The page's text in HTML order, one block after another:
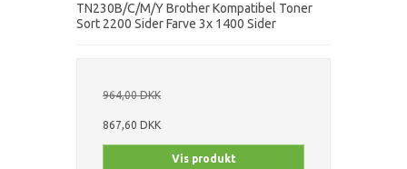
TN230B/C/M/Y Brother Kompatibel Toner
Sort 2200 Sider Farve 3x 1400 Sider
964,00 DKK
867,60 DKK
Vis produkt